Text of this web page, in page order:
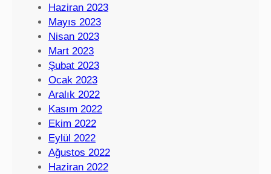
Haziran 2023
Mayıs 2023
Nisan 2023
Mart 2023
Şubat 2023
Ocak 2023
Aralık 2022
Kasım 2022
Ekim 2022
Eylül 2022
Ağustos 2022
Haziran 2022